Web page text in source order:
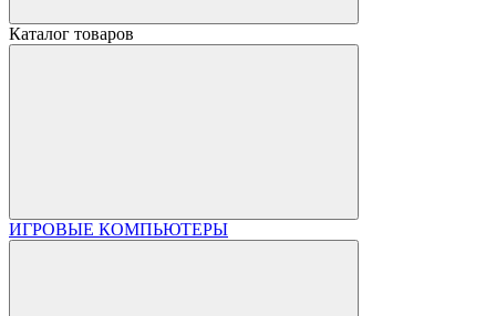
Каталог товаров
ИГРОВЫЕ КОМПЬЮТЕРЫ